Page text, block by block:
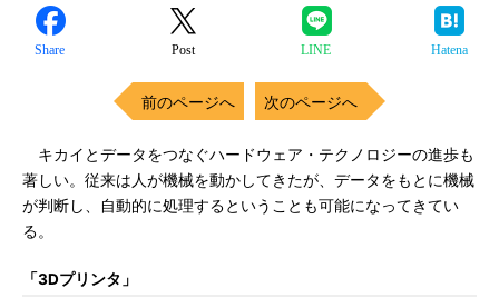
Share Post LINE Hatena
前のページへ 次のページへ
キカイとデータをつなぐハードウェア・テクノロジーの進歩も
著しい。従来は人が機械を動かしてきたが、データをもとに機械
が判断し、自動的に処理するということも可能になってきてい
る。
「3Dプリンタ」